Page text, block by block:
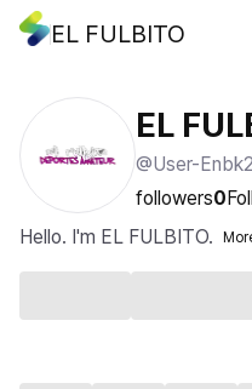
EL FULBITO
EL
@User-
followers0
Hello. I'm EL FULBITO.